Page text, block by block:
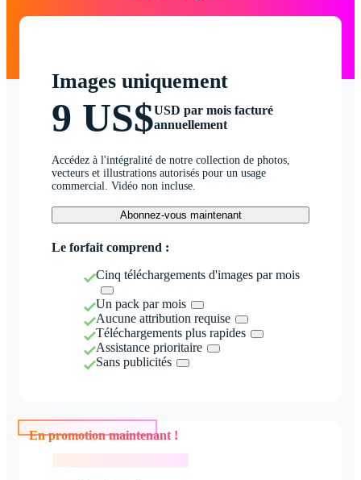
Images uniquement
9 US$USD par mois facturé
annuellement
Accédez à l'intégralité de notre collection de photos,
vecteurs et illustrations autorisés pour un usage
commercial. Vidéo non incluse.
Abonnez-vous maintenant
Le forfait comprend :
Cinq téléchargements d'images par mois
Un pack par mois
Aucune attribution requise
Téléchargements plus rapides
Assistance prioritaire
Sans publicités
En promotion maintenant !